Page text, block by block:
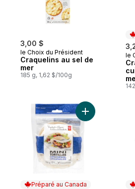
3,00 $
le Choix du Président
Craquelins au sel de
mer
185 g, 1,62 $/100g
le
Préparé au Canada
Ajouter Mini